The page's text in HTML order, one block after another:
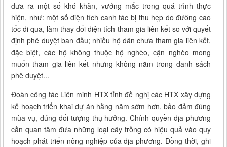
đưa ra một số khó khăn, vướng mắc trong quá trình thực
hiện, như: một số diện tích canh tác bị thu hẹp do đường cao
tốc đi qua, làm thay đổi diện tích tham gia liên kết so với quyết
định phê duyệt ban đầu; nhiều hộ dân chưa tham gia liên kết,
đặc biệt, các hộ không thuộc hộ nghèo, cận nghèo mong
muốn tham gia liên kết nhưng không nằm trong danh sách
phê duyệt...
Đoàn công tác Liên minh HTX tỉnh đề nghị các HTX xây dựng
kế hoạch triển khai dự án hằng năm sớm hơn, bảo đảm đúng
mùa vụ, đúng đối tượng thụ hưởng. Chính quyền địa phương
cần quan tâm đưa những loại cây trồng có hiệu quả vào quy
hoạch phát triển nông nghiệp của địa phương. Đồng thời, ghi